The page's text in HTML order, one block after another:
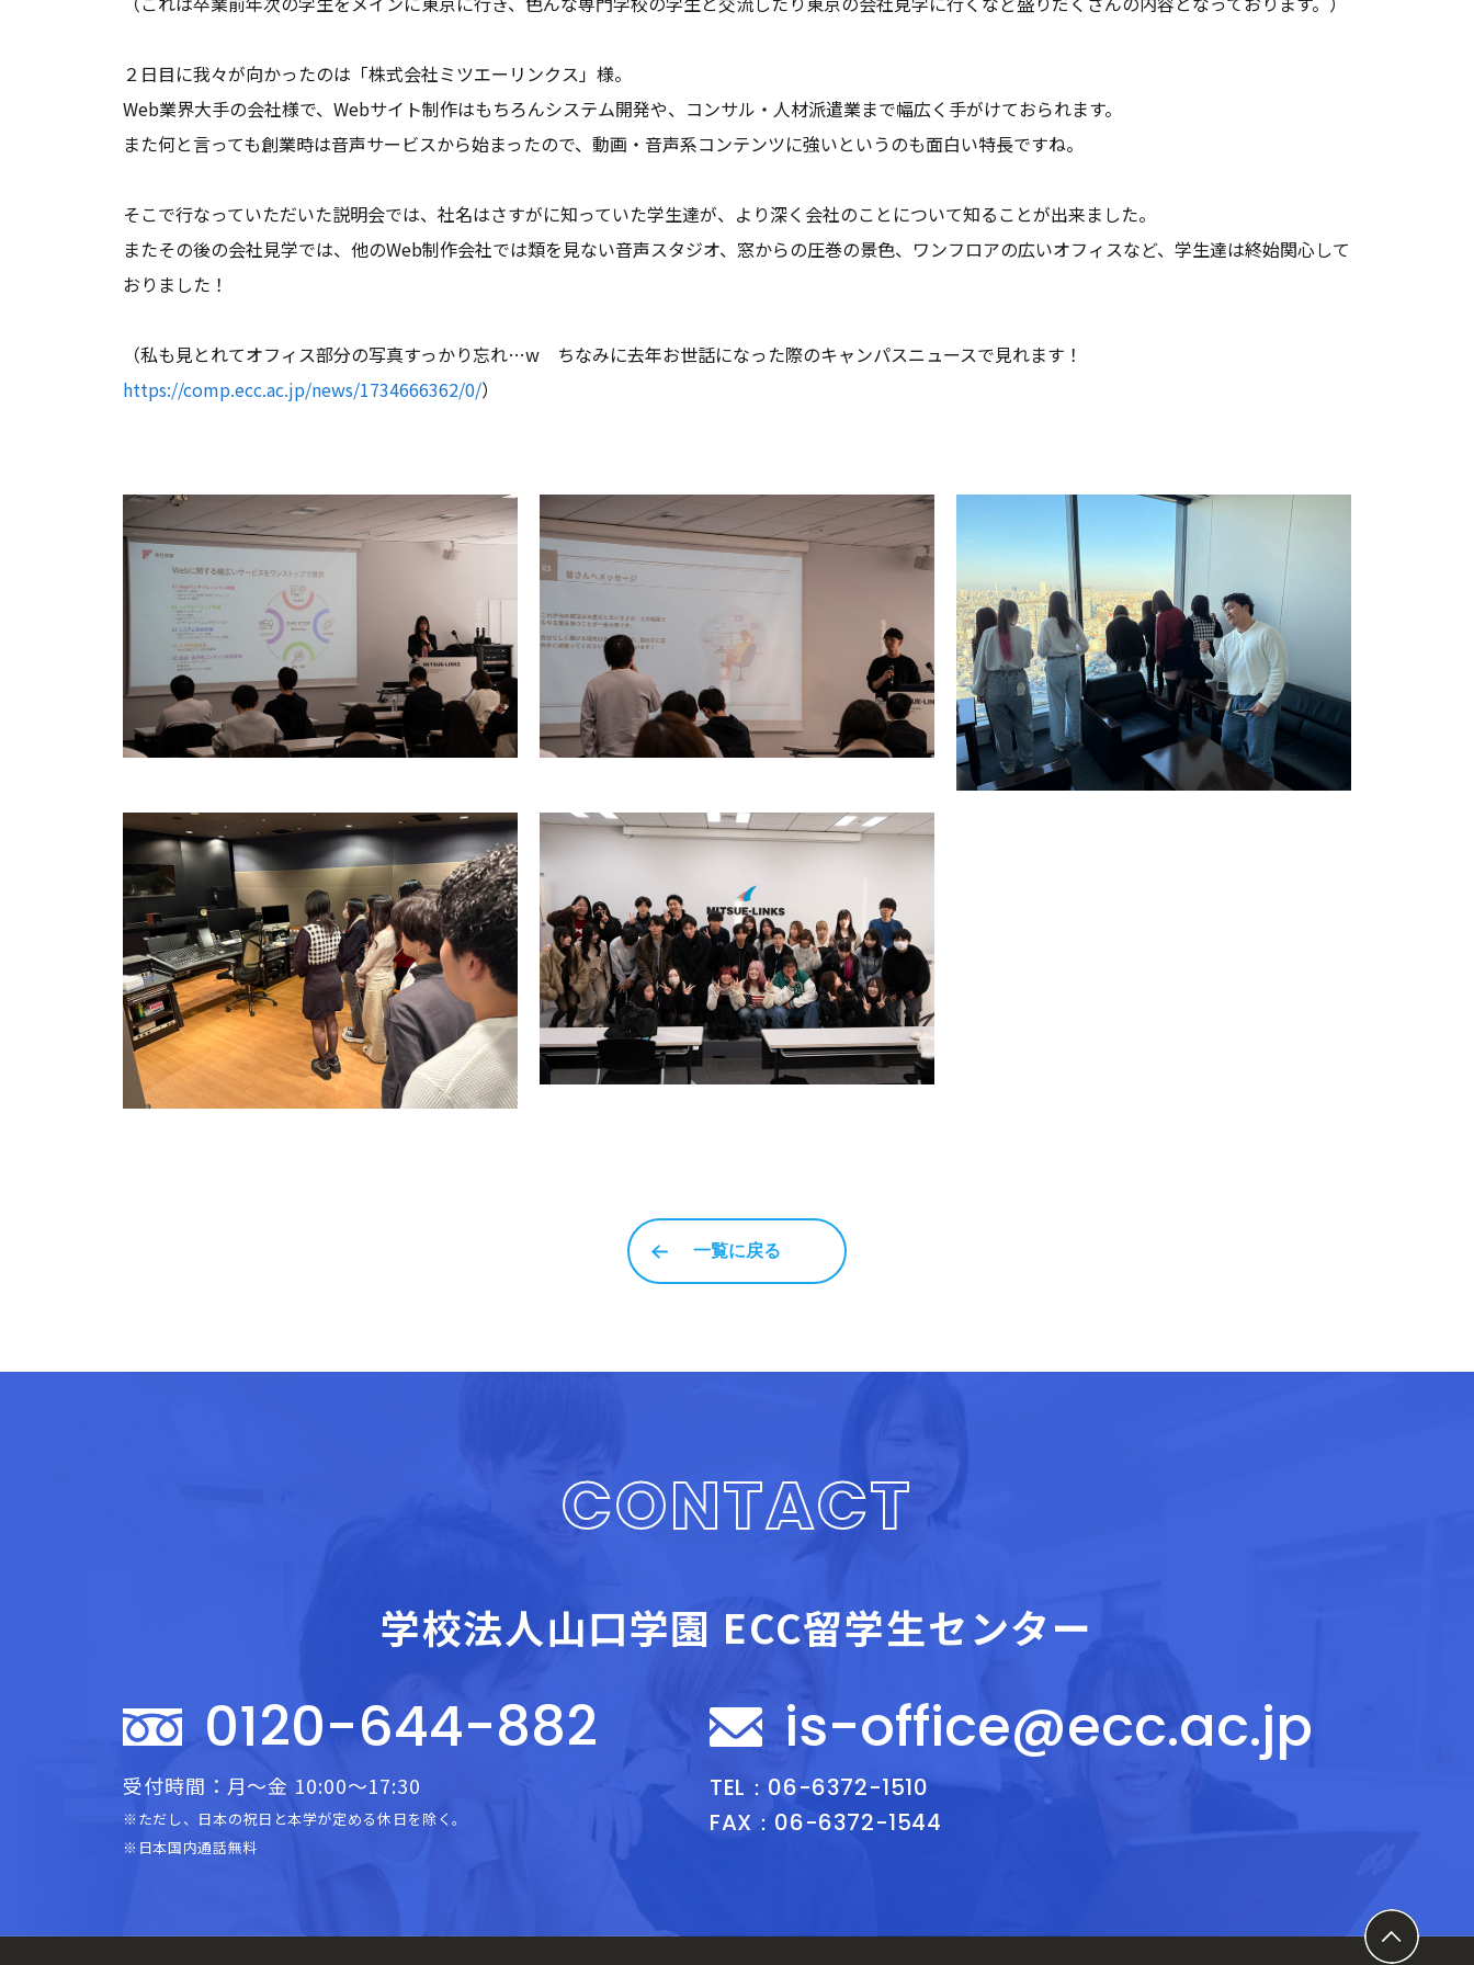
２日目に我々が向かったのは「株式会社ミツエーリンクス」様。
Web業界大手の会社様で、Webサイト制作はもちろんシステム開発や、コンサル・人材派遣業まで幅広く手がけておられます。
また何と言っても創業時は音声サービスから始まったので、動画・音声系コンテンツに強いというのも面白い特長ですね。
そこで行なっていただいた説明会では、社名はさすがに知っていた学生達が、より深く会社のことについて知ることが出来ました。
またその後の会社見学では、他のWeb制作会社では類を見ない音声スタジオ、窓からの圧巻の景色、ワンフロアの広いオフィスなど、学生達は終始関心して
おりました！
（私も見とれてオフィス部分の写真すっかり忘れ…w ちなみに去年お世話になった際のキャンパスニュースで見れます！
https://comp.ecc.ac.jp/news/1734666362/0/）
一覧に戻る
CONTACT
学校法人山口学園 ECC留学生センター
0120-644-882
受付時間：月～金 10:00～17:30
※ただし、日本の祝日と本学が定める休日を除く。
※日本国内通話無料
is-office@ecc.ac.jp
TEL：06-6372-1510
FAX：06-6372-1544